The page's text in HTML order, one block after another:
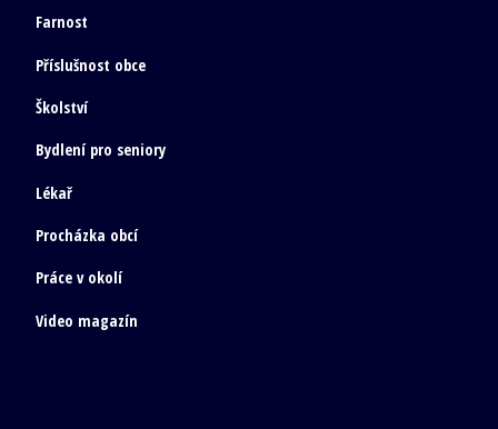
Farnost
Příslušnost obce
Školství
Bydlení pro seniory
Lékař
Procházka obcí
Práce v okolí
Video magazín